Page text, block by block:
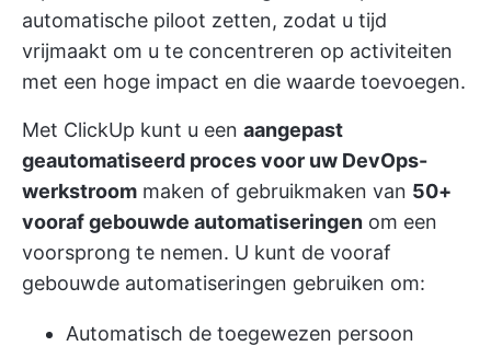
automatische piloot zetten, zodat u tijd
vrijmaakt om u te concentreren op activiteiten
met een hoge impact en die waarde toevoegen.
Met ClickUp kunt u een aangepast
geautomatiseerd proces voor uw DevOps-
werkstroom maken of gebruikmaken van 50+
vooraf gebouwde automatiseringen om een
voorsprong te nemen. U kunt de vooraf
gebouwde automatiseringen gebruiken om:
Automatisch de toegewezen persoon